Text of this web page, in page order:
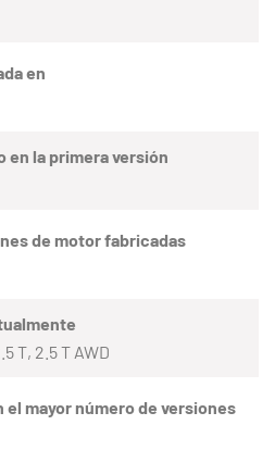
en
en la primera versión
de motor fabricadas
T, 2.5 T AWD
el mayor número de versiones